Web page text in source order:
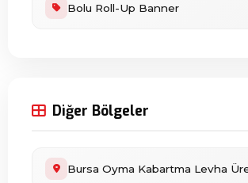
Bolu Roll-Up Banner
Diğer Bölgeler
Bursa Oyma Kabartma Levha